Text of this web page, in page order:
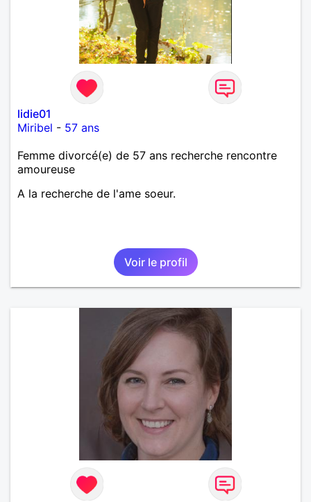
lidie01
Miribel - 57 ans
Femme divorcé(e) de 57 ans recherche rencontre
amoureuse
A la recherche de l'ame soeur.
Voir le profil